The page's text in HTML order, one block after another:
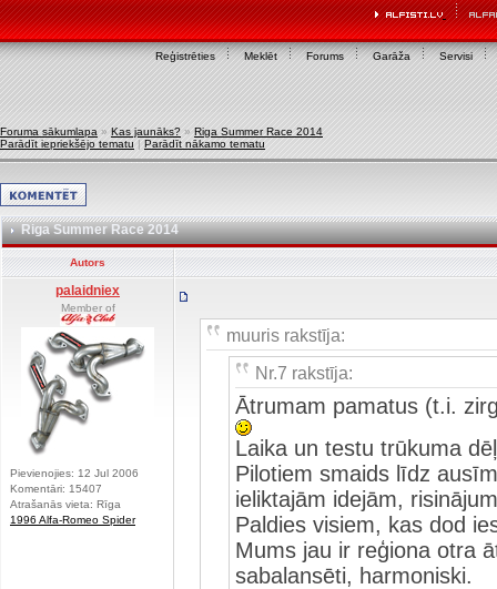
Reģistrēties Meklēt Forums Garāža Servisi
Foruma sākumlapa » Kas jaunāks? » Riga Summer Race 2014
Parādīt iepriekšējo tematu | Parādīt nākamo tematu
Riga Summer Race 2014
Autors
palaidniex
Member of
Pievienojies: 12 Jul 2006
Komentāri: 15407
Atrašanās vieta: Rīga
1996 Alfa-Romeo Spider
muuris rakstīja:
Nr.7 rakstīja:
Ātrumam pamatus (t.i.
Laika un testu trūkuma
Pilotiem smaids līdz
ieliktajām idejām,
Paldies visiem, kas dod
Mums jau ir reģiona otra
sabalansēti, harmoniski.